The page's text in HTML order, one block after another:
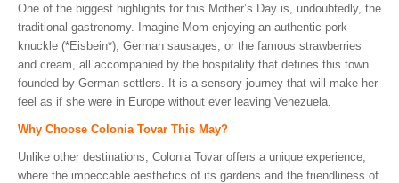
One of the biggest highlights for this Mother’s Day is, undoubtedly, the
traditional gastronomy. Imagine Mom enjoying an authentic pork
knuckle (*Eisbein*), German sausages, or the famous strawberries
and cream, all accompanied by the hospitality that defines this town
founded by German settlers. It is a sensory journey that will make her
feel as if she were in Europe without ever leaving Venezuela.
Why Choose Colonia Tovar This May?
Unlike other destinations, Colonia Tovar offers a unique experience,
where the impeccable aesthetics of its gardens and the friendliness of